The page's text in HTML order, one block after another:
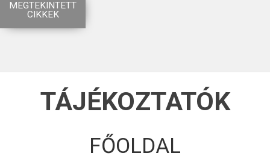
MEGTEKINTETT
CIKKEK
TÁJÉKOZTATÓK
FŐOLDAL